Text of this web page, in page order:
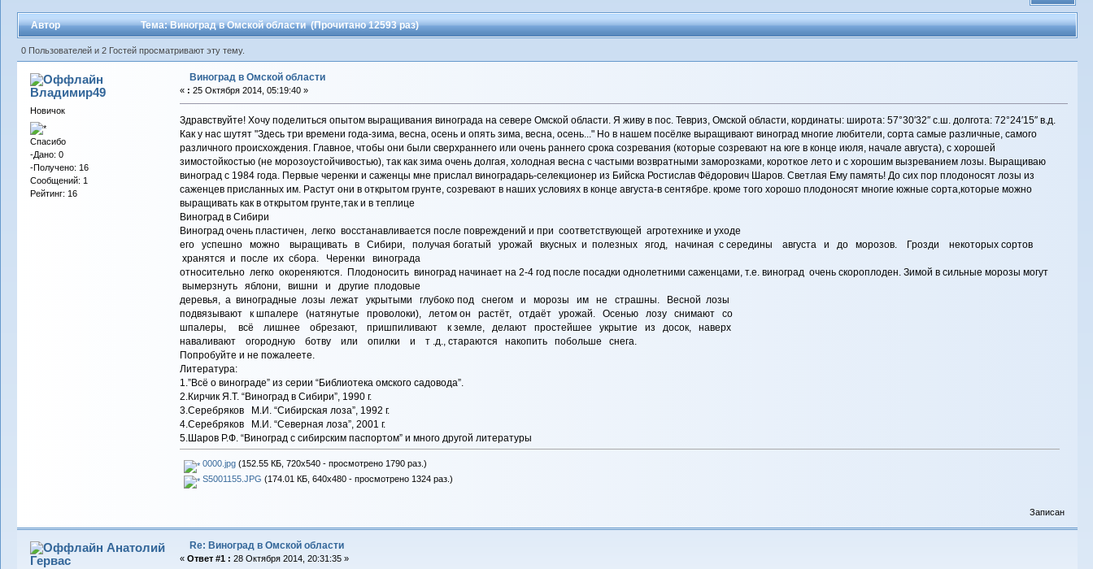
Автор Тема: Виноград в Омской области (Прочитано 12593 раз)
0 Пользователей и 2 Гостей просматривают эту тему.
Владимир49
Новичок
Спасибо
-Дано: 0
-Получено: 16
Сообщений: 1
Рейтинг: 16
Виноград в Омской области
« : 25 Октября 2014, 05:19:40 »
Здравствуйте! Хочу поделиться опытом выращивания винограда на севере Омской области. Я живу в пос. Тевриз, Омской области, кординаты: широта: 57°30′32″ с.ш. долгота: 72°24′15″ в.д.
Как у нас шутят "Здесь три времени года-зима, весна, осень и опять зима, весна, осень..." Но в нашем посёлке выращивают виноград многие любители, сорта самые различные, самого
различного происхождения. Главное, чтобы они были сверхраннего или очень раннего срока созревания (которые созревают на юге в конце июля, начале августа), с хорошей
зимостойкостью (не морозоустойчивостью), так как зима очень долгая, холодная весна с частыми возвратными заморозками, короткое лето и с хорошим вызреванием лозы. Выращиваю
виноград с 1984 года. Первые черенки и саженцы мне прислал виноградарь-селекционер из Бийска Ростислав Фёдорович Шаров. Светлая Ему память! До сих пор плодоносят лозы из
саженцев присланных им. Растут они в открытом грунте, созревают в наших условиях в конце августа-в сентябре. кроме того хорошо плодоносят многие южные сорта,которые можно
выращивать как в открытом грунте,так и в теплице
Виноград в Сибири
Виноград очень пластичен, легко восстанавливается после повреждений и при соответствующей агротехнике и уходе
его успешно можно выращивать в Сибири, получая богатый урожай вкусных и полезных ягод, начиная с середины августа и до морозов. Грозди некоторых сортов
хранятся и после их сбора. Черенки винограда
относительно легко окореняются. Плодоносить виноград начинает на 2-4 год после посадки однолетними саженцами, т.е. виноград очень скороплоден. Зимой в сильные морозы могут
вымерзнуть яблони, вишни и другие плодовые
деревья, а виноградные лозы лежат укрытыми глубоко под снегом и морозы им не страшны. Весной лозы
подвязывают к шпалере (натянутые проволоки), летом он растёт, отдаёт урожай. Осенью лозу снимают со
шпалеры, всё лишнее обрезают, пришпиливают к земле, делают простейшее укрытие из досок, наверх
наваливают огородную ботву или опилки и т .д., стараются накопить побольше снега.
Попробуйте и не пожалеете.
Литература:
1.”Всё о винограде” из серии “Библиотека омского садовода”.
2.Кирчик Я.Т. “Виноград в Сибири”, 1990 г.
3.Серебряков М.И. “Сибирская лоза”, 1992 г.
4.Серебряков М.И. “Северная лоза”, 2001 г.
5.Шаров Р.Ф. “Виноград с сибирским паспортом” и много другой литературы
0000.jpg(152.55 КБ, 720x540 - просмотрено 1790 раз.)
S5001155.JPG (174.01 КБ, 640x480 - просмотрено 1324 раз.)
Записан
Анатолий
Гервас
Re: Виноград в Омской области
« Ответ #1 : 28 Октября 2014, 20:31:35 »